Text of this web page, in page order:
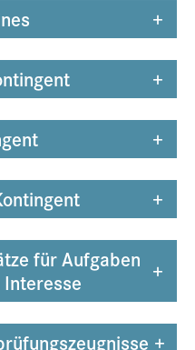
+
+
+
+
für Aufgaben +
+